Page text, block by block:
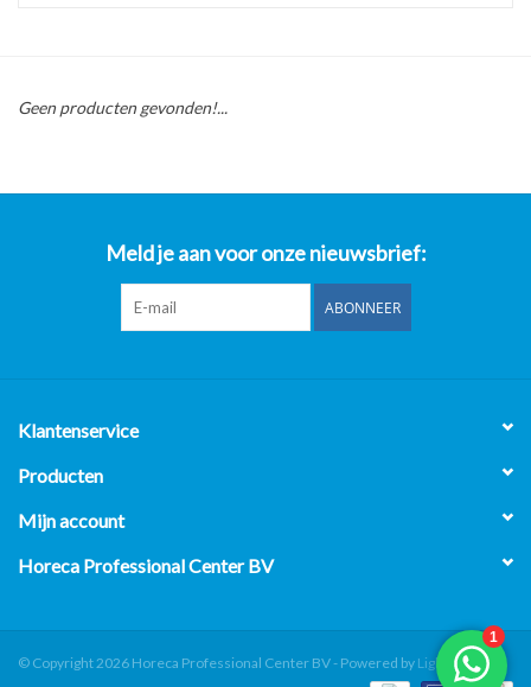
Over ons
Geen producten gevonden!...
Meld je aan voor onze nieuwsbrief:
ABONNEER
Klantenservice
Producten
Mijn account
Horeca Professional Center BV
© Copyright 2026 Horeca Professional Center BV - Powered by Lightspeed